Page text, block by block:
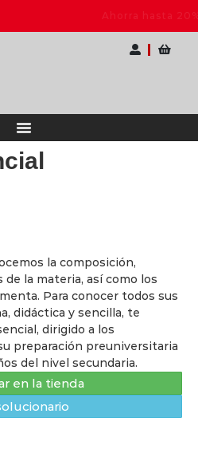
Ahorra hasta 20% OFF | Elige tu
la composición,
la materia, así como los
Para conocer todos sus
didáctica y sencilla, te
dirigido a los
preparación preuniversitaria
del nivel secundaria.
en la tienda